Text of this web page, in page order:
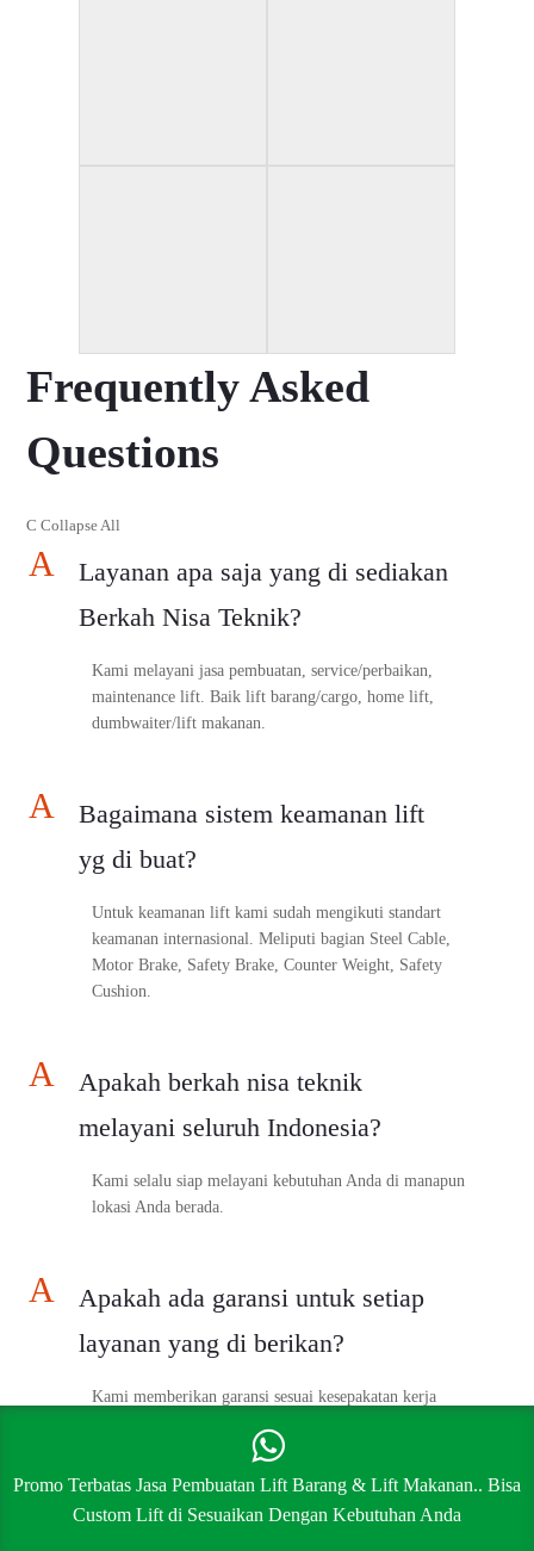
Frequently Asked
Questions
C Collapse All
A
Layanan apa saja yang di sediakan
Berkah Nisa Teknik?
Kami melayani jasa pembuatan, service/perbaikan,
maintenance lift. Baik lift barang/cargo, home lift,
dumbwaiter/lift makanan.
A
Bagaimana sistem keamanan lift
yg di buat?
Untuk keamanan lift kami sudah mengikuti standart
keamanan internasional. Meliputi bagian Steel Cable,
Motor Brake, Safety Brake, Counter Weight, Safety
Cushion.
A
Apakah berkah nisa teknik
melayani seluruh Indonesia?
Kami selalu siap melayani kebutuhan Anda di manapun
lokasi Anda berada.
A
Apakah ada garansi untuk setiap
layanan yang di berikan?
Kami memberikan garansi sesuai kesepakatan kerja
berpengalaman, Anda tidak akan kecewa dengan hasil
kerja kami.
Promo Terbatas Jasa Pembuatan Lift Barang & Lift Makanan.. Bisa
Custom Lift di Sesuaikan Dengan Kebutuhan Anda